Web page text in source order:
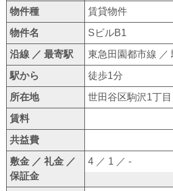
物件種 賃貸物件
物件名 SビルB1
沿線 ／ 最寄駅 東急田園都市線 ／
駅から 徒歩1分
所在地 世田谷区駒沢1丁目
賃料
共益費
敷金 ／ 礼金 ／
保証金
4 ／ 1 ／ -